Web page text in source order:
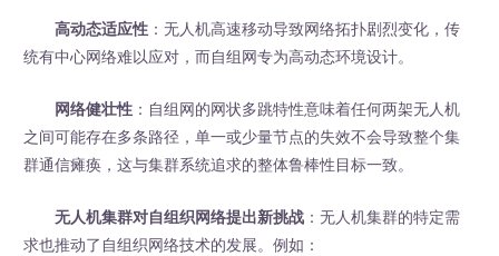
高动态适应性 ：无人机高速移动导致网络拓扑剧烈变化，传
统有中心网络难以应对，而自组网专为高动态环境设计。
网络健壮性 ：自组网的网状多跳特性意味着任何两架无人机
之间可能存在多条路径，单一或少量节点的失效不会导致整个集
群通信瘫痪，这与集群系统追求的整体鲁棒性目标一致。
无人机集群对自组织网络提出新挑战 ：无人机集群的特定需
求也推动了自组织网络技术的发展。例如：